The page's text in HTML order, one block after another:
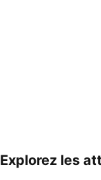
Explorez les